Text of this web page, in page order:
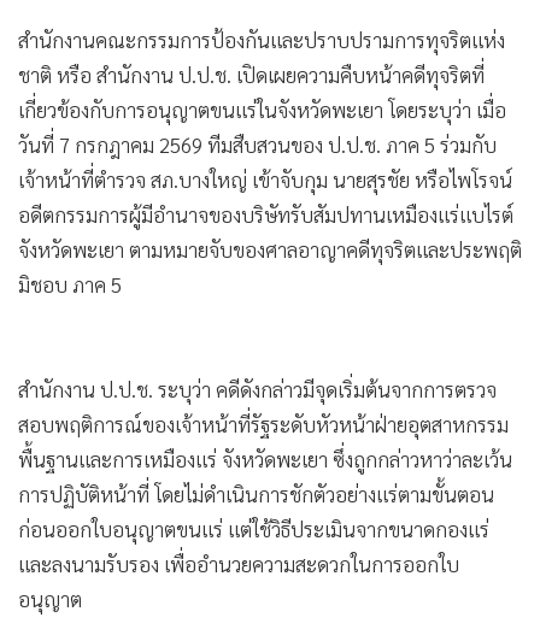
Management & HR
MGR Live
• Infographic
• การเมือง
• ท่องเที่ยว
• กีฬา
• ต่างประเทศ
• Special Scoop
• ชุมชน-คุณภาพชีวิต
• อาชญากรรม
• Motoring
• เกม
• วิทยาศาสตร์
หุ้น
สำนักงานคณะกรรมการป้องกันและปราบปรามการทุจริตแห่ง
ชาติ หรือ สำนักงาน ป.ป.ช. เปิดเผยความคืบหน้าคดีทุจริตที่
เกี่ยวข้องกับการอนุญาตขนแร่ในจังหวัดพะเยา โดยระบุว่า เมื่อ
วันที่ 7 กรกฎาคม 2569 ทีมสืบสวนของ ป.ป.ช. ภาค 5 ร่วมกับ
เจ้าหน้าที่ตำรวจ สภ.บางใหญ่ เข้าจับกุม นายสุรชัย หรือไพโรจน์
อดีตกรรมการผู้มีอำนาจของบริษัทรับสัมปทานเหมืองแร่แบไรต์
จังหวัดพะเยา ตามหมายจับของศาลอาญาคดีทุจริตและประพฤติ
มิชอบ ภาค 5
สำนักงาน ป.ป.ช. ระบุว่า คดีดังกล่าวมีจุดเริ่มต้นจากการตรวจ
สอบพฤติการณ์ของเจ้าหน้าที่รัฐระดับหัวหน้าฝ่ายอุตสาหกรรม
พื้นฐานและการเหมืองแร่ จังหวัดพะเยา ซึ่งถูกกล่าวหาว่าละเว้น
การปฏิบัติหน้าที่ โดยไม่ดำเนินการชักตัวอย่างแร่ตามขั้นตอน
ก่อนออกใบอนุญาตขนแร่ แต่ใช้วิธีประเมินจากขนาดกองแร่
และลงนามรับรอง เพื่ออำนวยความสะดวกในการออกใบ
อนุญาต